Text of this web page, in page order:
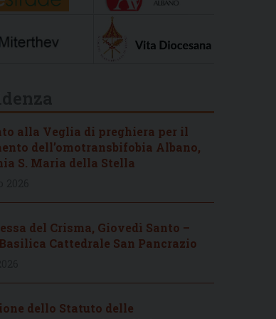
alla Veglia di preghiera per il
dell’omotransbifobia Albano,
S. Maria della Stella
del Crisma, Giovedì Santo –
Cattedrale San Pancrazio
dello Statuto delle